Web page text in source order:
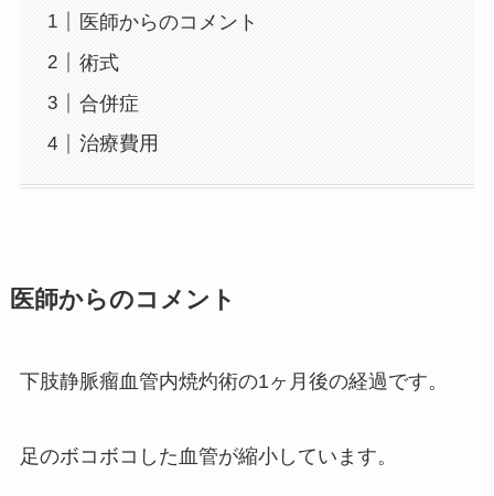
医師からのコメント
術式
合併症
治療費用
医師からのコメント
下肢静脈瘤血管内焼灼術の1ヶ月後の経過です。
足のボコボコした血管が縮小しています。